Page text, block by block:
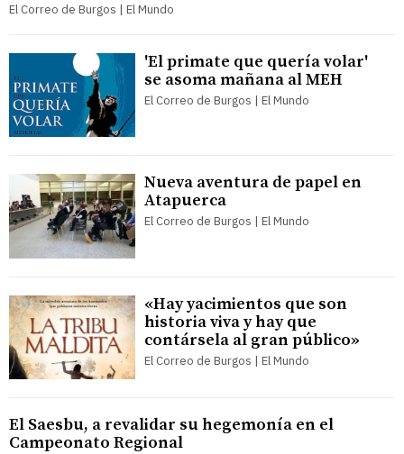
El Correo de Burgos | El Mundo
'El primate que quería volar'
se asoma mañana al MEH
El Correo de Burgos | El Mundo
Nueva aventura de papel en
Atapuerca
El Correo de Burgos | El Mundo
«Hay yacimientos que son
historia viva y hay que
contársela al gran público»
El Correo de Burgos | El Mundo
El Saesbu, a revalidar su hegemonía en el
Campeonato Regional